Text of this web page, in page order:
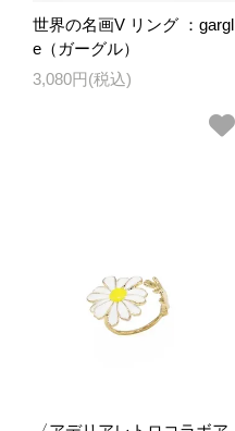
世界の名画V リング ：gargl
e（ガーグル）
3,080円(税込)